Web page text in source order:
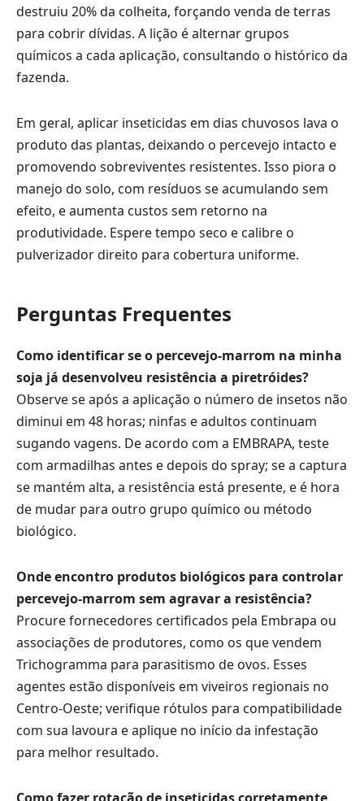
destruiu 20% da colheita, forçando venda de terras
para cobrir dívidas. A lição é alternar grupos
químicos a cada aplicação, consultando o histórico da
fazenda.
Em geral, aplicar inseticidas em dias chuvosos lava o
produto das plantas, deixando o percevejo intacto e
promovendo sobreviventes resistentes. Isso piora o
manejo do solo, com resíduos se acumulando sem
efeito, e aumenta custos sem retorno na
produtividade. Espere tempo seco e calibre o
pulverizador direito para cobertura uniforme.
Perguntas Frequentes
Como identificar se o percevejo-marrom na minha
soja já desenvolveu resistência a piretróides?
Observe se após a aplicação o número de insetos não
diminui em 48 horas; ninfas e adultos continuam
sugando vagens. De acordo com a EMBRAPA, teste
com armadilhas antes e depois do spray; se a captura
se mantém alta, a resistência está presente, e é hora
de mudar para outro grupo químico ou método
biológico.
Onde encontro produtos biológicos para controlar
percevejo-marrom sem agravar a resistência?
Procure fornecedores certificados pela Embrapa ou
associações de produtores, como os que vendem
Trichogramma para parasitismo de ovos. Esses
agentes estão disponíveis em viveiros regionais no
Centro-Oeste; verifique rótulos para compatibilidade
com sua lavoura e aplique no início da infestação
para melhor resultado.